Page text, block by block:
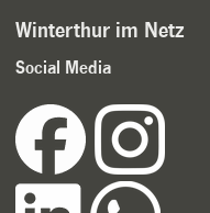
Winterthur im Netz
Social Media